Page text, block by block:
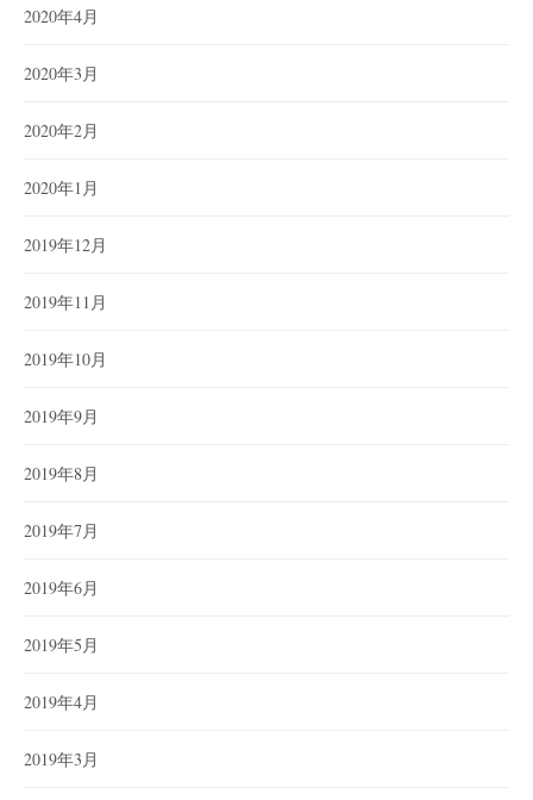
2020年4月
2020年3月
2020年2月
2020年1月
2019年12月
2019年11月
2019年10月
2019年9月
2019年8月
2019年7月
2019年6月
2019年5月
2019年4月
2019年3月